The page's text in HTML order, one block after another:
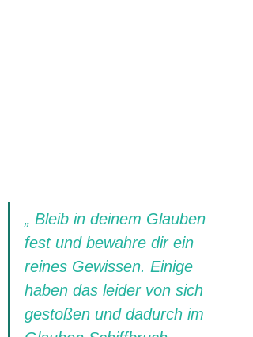
„ Bleib in deinem Glauben
fest und bewahre dir ein
reines Gewissen. Einige
haben das leider von sich
gestoßen und dadurch im